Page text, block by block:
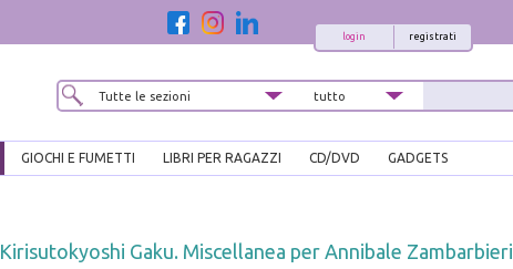
registrati
login
GIOCHI E FUMETTI LIBRI PER RAGAZZI CD/DVD GADGETS
Kirisutokyoshi Gaku. Miscellanea per Annibale Zambarbieri